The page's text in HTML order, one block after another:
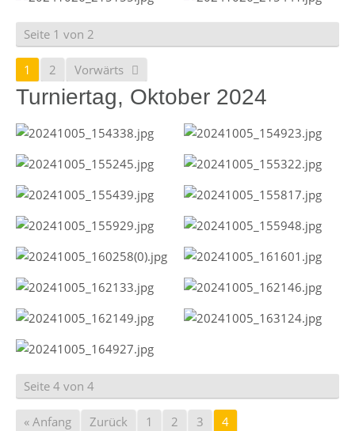
Seite 1 von 2
1 2 Vorwärts
Turniertag, Oktober 2024
Seite 4 von 4
« Anfang Zurück 1 2 3 4